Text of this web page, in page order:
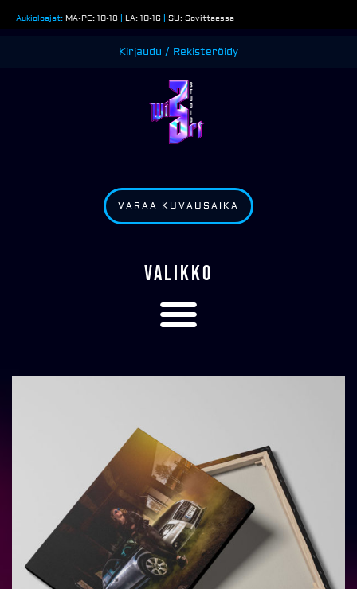
sisältöön
Aukioloajat: MA-PE: 10-18 | LA: 10-16 | SU: Sovittaessa
Kirjaudu / Rekisteröidy
VARAA KUVAUSAIKA
VALIKKO